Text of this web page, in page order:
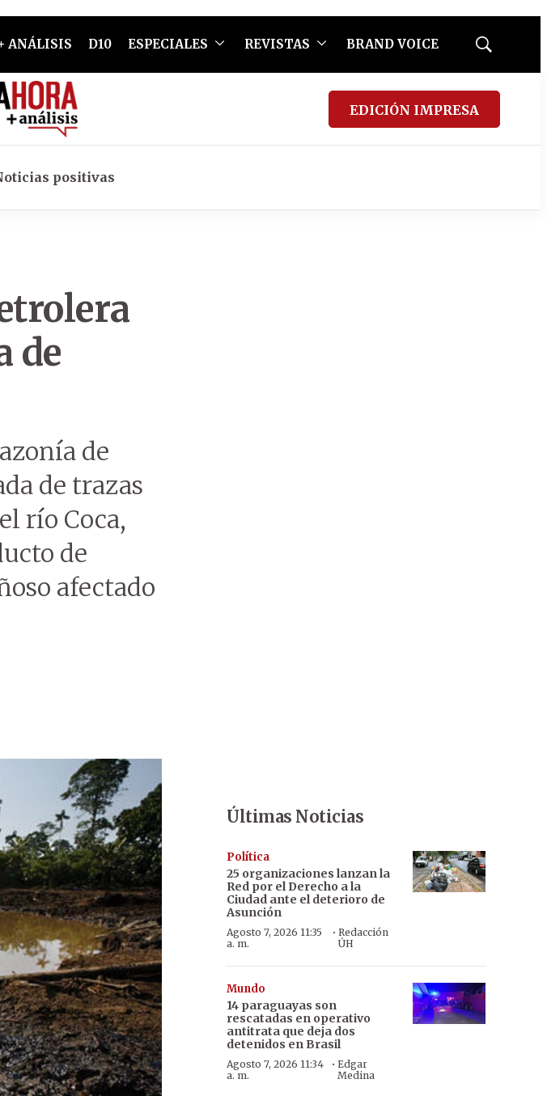
ANÁLISIS D10 ESPECIALES REVISTAS BRAND VOICE
Mostrar
EDICIÓN IMPRESA
positivas
de
de
de trazas
río Coca,
de
afectado
Últimas Noticias
Política
25 organizaciones lanzan la
Red por el Derecho a la
Ciudad ante el deterioro de
Asunción
Agosto 7, 2026 11:35
a. m.
· Redacción
ÚH
Mundo
14 paraguayas son
rescatadas en operativo
antitrata que deja dos
detenidos en Brasil
Agosto 7, 2026 11:34
a. m.
·Edgar
Medina